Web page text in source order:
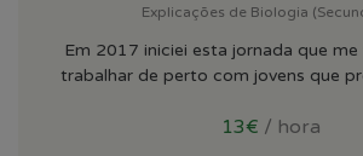
Explicações de Biologia
Em 2017 iniciei esta jornada que
trabalhar de perto com jovens que
13€ / hora